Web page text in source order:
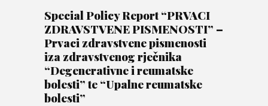
Special Policy Report “PRVACI
ZDRAVSTVENE PISMENOSTI” –
Prvaci zdravstvene pismenosti
iza zdravstvenog rječnika
“Degenerativne i reumatske
bolesti” te “Upalne reumatske
bolesti”